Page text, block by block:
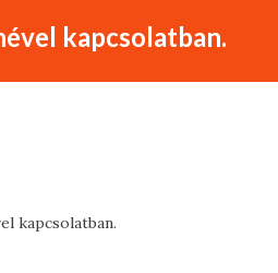
kapcsolatban.
kapcsolatban.